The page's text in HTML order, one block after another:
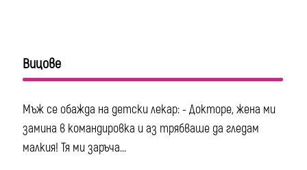
Вицове
Мъж се обажда на детски лекар: - Докторе, жена ми
замина в командировка и аз трябваше да гледам
малкия! Тя ми заръча...